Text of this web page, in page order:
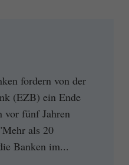
fordern von der
(EZB) ein Ende
vor fünf Jahren
als 20
Banken im...